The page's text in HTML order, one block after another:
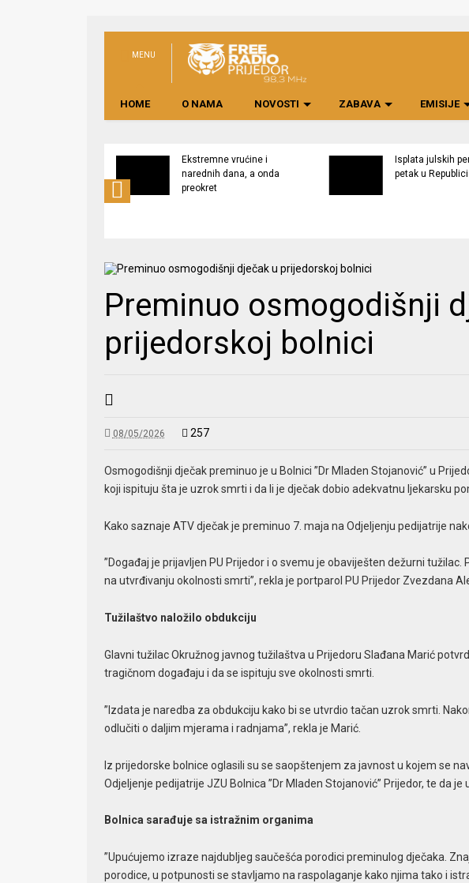
MENU
HOME O NAMA NOVOSTI ZABAVA EMISIJE
Ekstremne vrućine i
narednih dana, a onda
preokret
Isplata julskih
petak u
Preminuo osmogodišnji
prijedorskoj bolnici
08/05/2026 257
Osmogodišnji dječak preminuo je u Bolnici ”Dr Mladen Stojanović” u
koji ispituju šta je uzrok smrti i da li je dječak dobio adekvatnu ljekarsku
Kako saznaje ATV dječak je preminuo 7. maja na Odjeljenju pedijatrije
”Događaj je prijavljen PU Prijedor i o svemu je obaviješten dežurni
na utvrđivanju okolnosti smrti”, rekla je portparol PU Prijedor Zvezdana
Tužilaštvo naložilo obdukciju
Glavni tužilac Okružnog javnog tužilaštva u Prijedoru Slađana Marić
tragičnom događaju i da se ispituju sve okolnosti smrti.
”Izdata je naredba za obdukciju kako bi se utvrdio tačan uzrok smrti.
odlučiti o daljim mjerama i radnjama”, rekla je Marić.
Iz prijedorske bolnice oglasili su se saopštenjem za javnost u kojem se
Odjeljenje pedijatrije JZU Bolnica ”Dr Mladen Stojanović” Prijedor, te da
Bolnica sarađuje sa istražnim organima
”Upućujemo izraze najdubljeg saučešća porodici preminulog dječaka.
porodice, u potpunosti se stavljamo na raspolaganje kako njima tako i